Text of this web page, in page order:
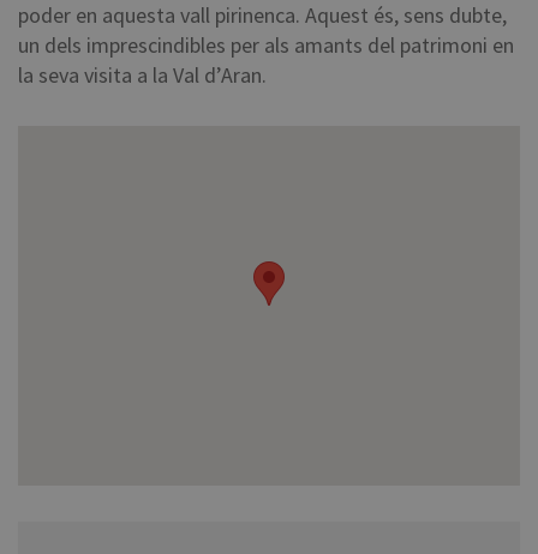
poder en aquesta vall pirinenca. Aquest és, sens dubte,
un dels imprescindibles per als amants del patrimoni en
la seva visita a la Val d’Aran.